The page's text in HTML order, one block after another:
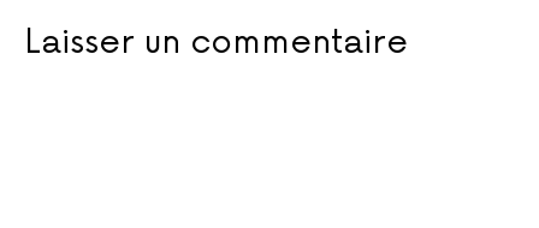
Laisser un commentaire